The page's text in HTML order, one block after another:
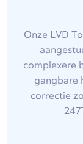
Onze LVD
complexere
gangbare
correctie